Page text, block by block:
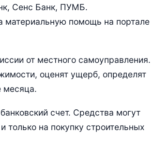
Сенс Банк, ПУМБ.
материальную помощь на портале
от местного самоуправления.
оценят ущерб, определят
месяца.
счет. Средства могут
только на покупку строительных